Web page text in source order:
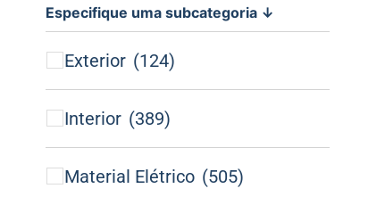
Especifique uma subcategoria ↓
Exterior (124)
Interior (389)
Material Elétrico (505)